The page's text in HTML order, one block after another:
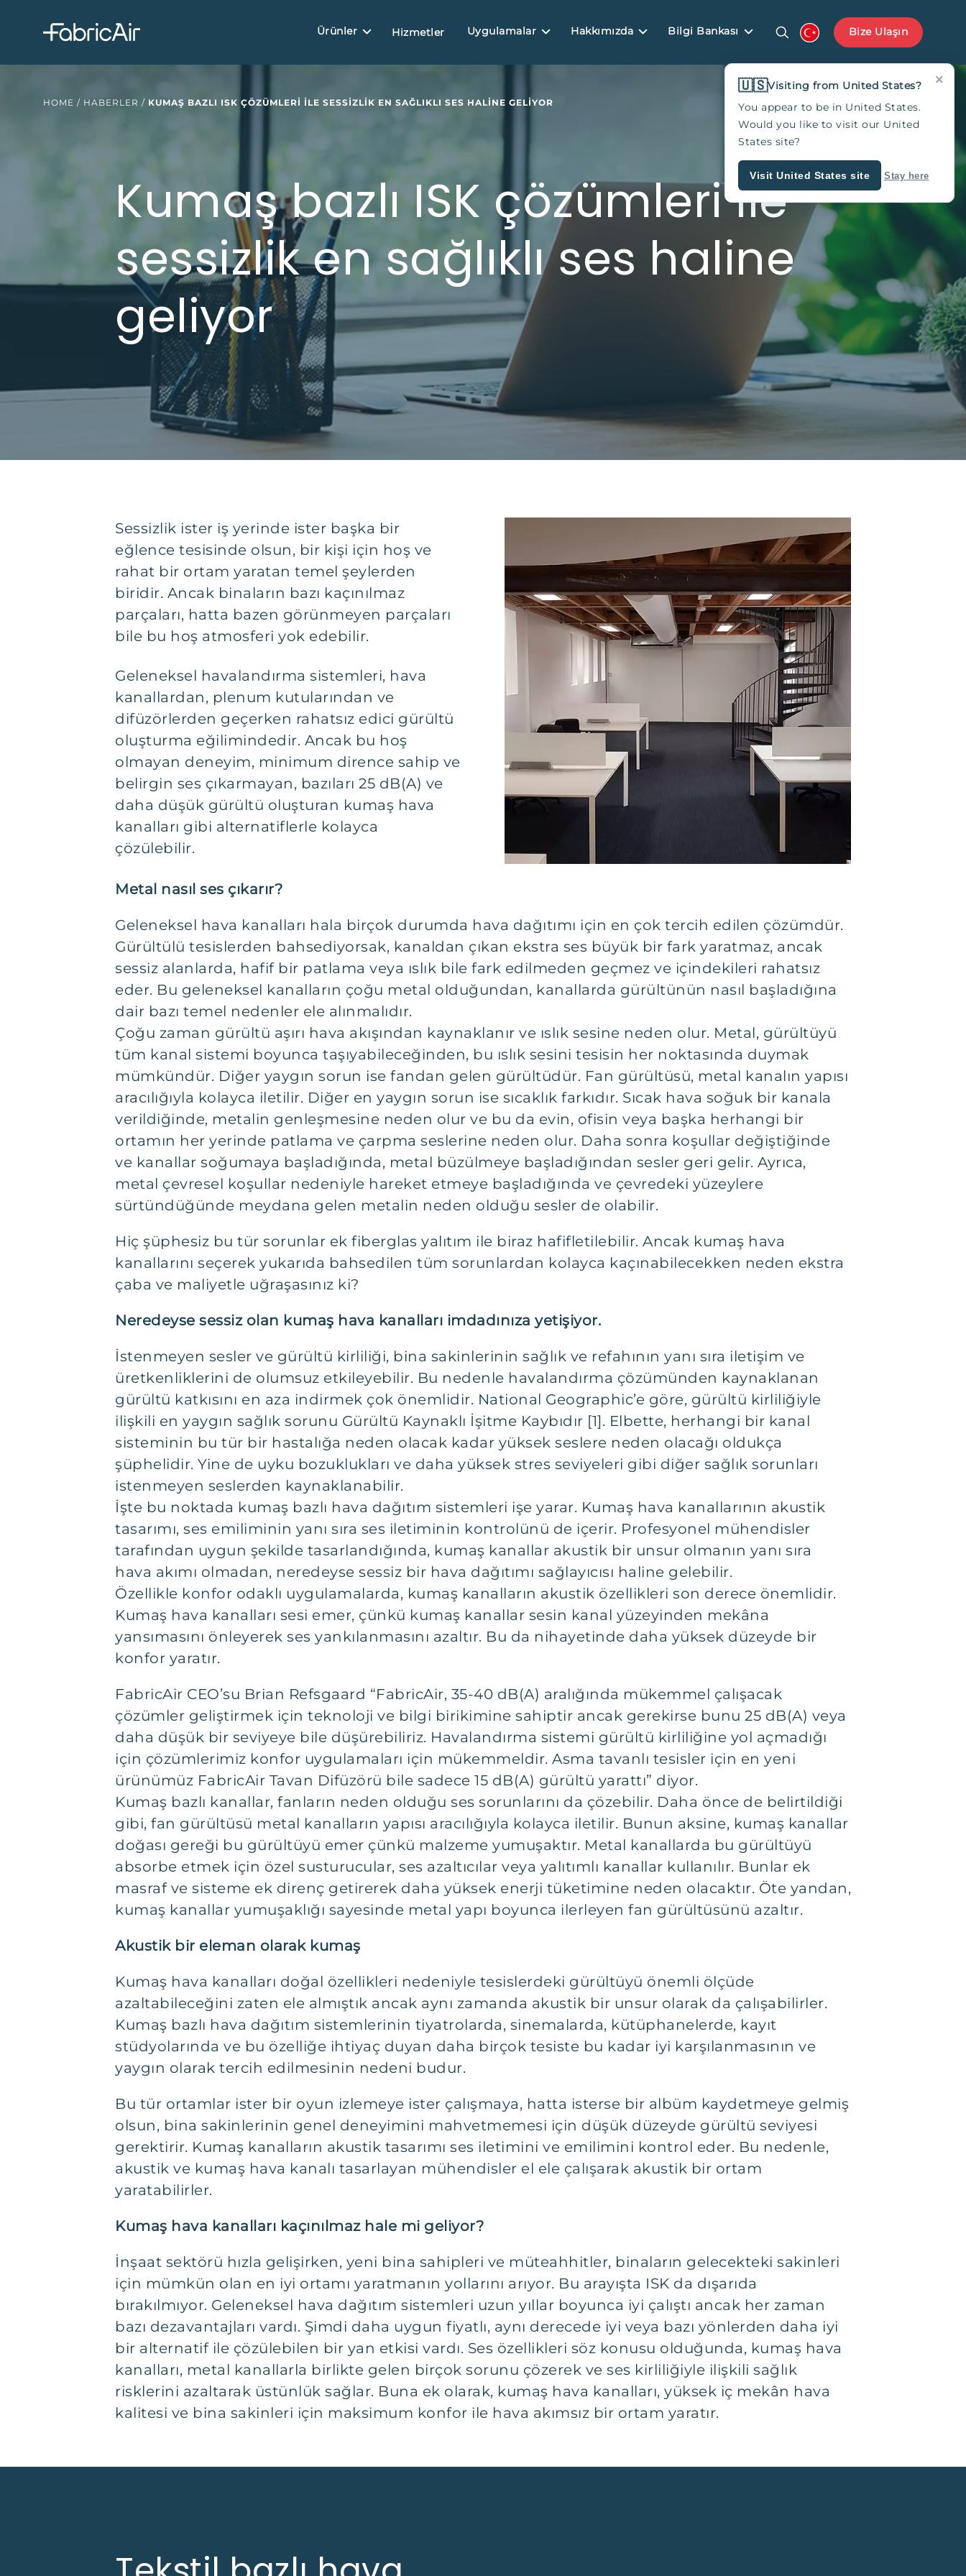
Ürünler Hizmetler Uygulamalar Hakkımızda Bilgi Bankası Bize Ulaşın
HOME / HABERLER / KUMAŞ BAZLI ISK ÇÖZÜMLERI ILE SESSIZLIK EN SAĞLIKLI SES HALINE GELIYOR
Kumaş bazlı ISK çözümleri ile
sessizlik en sağlıklı ses haline
geliyor
Sessizlik ister iş yerinde ister başka bir
eğlence tesisinde olsun, bir kişi için hoş ve
rahat bir ortam yaratan temel şeylerden
biridir. Ancak binaların bazı kaçınılmaz
parçaları, hatta bazen görünmeyen parçaları
bile bu hoş atmosferi yok edebilir.
Geleneksel havalandırma sistemleri, hava
kanallardan, plenum kutularından ve
difüzörlerden geçerken rahatsız edici gürültü
oluşturma eğilimindedir. Ancak bu hoş
olmayan deneyim, minimum dirence sahip ve
belirgin ses çıkarmayan, bazıları 25 dB(A) ve
daha düşük gürültü oluşturan kumaş hava
kanalları gibi alternatiflerle kolayca
çözülebilir.
Metal nasıl ses çıkarır?
Geleneksel hava kanalları hala birçok durumda hava dağıtımı için en çok tercih edilen çözümdür.
Gürültülü tesislerden bahsediyorsak, kanaldan çıkan ekstra ses büyük bir fark yaratmaz, ancak
sessiz alanlarda, hafif bir patlama veya ıslık bile fark edilmeden geçmez ve içindekileri rahatsız
eder. Bu geleneksel kanalların çoğu metal olduğundan, kanallarda gürültünün nasıl başladığına
dair bazı temel nedenler ele alınmalıdır.
Çoğu zaman gürültü aşırı hava akışından kaynaklanır ve ıslık sesine neden olur. Metal, gürültüyü
tüm kanal sistemi boyunca taşıyabileceğinden, bu ıslık sesini tesisin her noktasında duymak
mümkündür. Diğer yaygın sorun ise fandan gelen gürültüdür. Fan gürültüsü, metal kanalın yapısı
aracılığıyla kolayca iletilir. Diğer en yaygın sorun ise sıcaklık farkıdır. Sıcak hava soğuk bir kanala
verildiğinde, metalin genleşmesine neden olur ve bu da evin, ofisin veya başka herhangi bir
ortamın her yerinde patlama ve çarpma seslerine neden olur. Daha sonra koşullar değiştiğinde
ve kanallar soğumaya başladığında, metal büzülmeye başladığından sesler geri gelir. Ayrıca,
metal çevresel koşullar nedeniyle hareket etmeye başladığında ve çevredeki yüzeylere
sürtündüğünde meydana gelen metalin neden olduğu sesler de olabilir.
Hiç şüphesiz bu tür sorunlar ek fiberglas yalıtım ile biraz hafifletilebilir. Ancak kumaş hava
kanallarını seçerek yukarıda bahsedilen tüm sorunlardan kolayca kaçınabilecekken neden ekstra
çaba ve maliyetle uğraşasınız ki?
Neredeyse sessiz olan kumaş hava kanalları imdadınıza yetişiyor.
İstenmeyen sesler ve gürültü kirliliği, bina sakinlerinin sağlık ve refahının yanı sıra iletişim ve
üretkenliklerini de olumsuz etkileyebilir. Bu nedenle havalandırma çözümünden kaynaklanan
gürültü katkısını en aza indirmek çok önemlidir. National Geographic’e göre, gürültü kirliliğiyle
ilişkili en yaygın sağlık sorunu Gürültü Kaynaklı İşitme Kaybıdır [1]. Elbette, herhangi bir kanal
sisteminin bu tür bir hastalığa neden olacak kadar yüksek seslere neden olacağı oldukça
şüphelidir. Yine de uyku bozuklukları ve daha yüksek stres seviyeleri gibi diğer sağlık sorunları
istenmeyen seslerden kaynaklanabilir.
İşte bu noktada kumaş bazlı hava dağıtım sistemleri işe yarar. Kumaş hava kanallarının akustik
tasarımı, ses emiliminin yanı sıra ses iletiminin kontrolünü de içerir. Profesyonel mühendisler
tarafından uygun şekilde tasarlandığında, kumaş kanallar akustik bir unsur olmanın yanı sıra
hava akımı olmadan, neredeyse sessiz bir hava dağıtımı sağlayıcısı haline gelebilir.
Özellikle konfor odaklı uygulamalarda, kumaş kanalların akustik özellikleri son derece önemlidir.
Kumaş hava kanalları sesi emer, çünkü kumaş kanallar sesin kanal yüzeyinden mekâna
yansımasını önleyerek ses yankılanmasını azaltır. Bu da nihayetinde daha yüksek düzeyde bir
konfor yaratır.
FabricAir CEO’su Brian Refsgaard “FabricAir, 35-40 dB(A) aralığında mükemmel çalışacak
çözümler geliştirmek için teknoloji ve bilgi birikimine sahiptir ancak gerekirse bunu 25 dB(A) veya
daha düşük bir seviyeye bile düşürebiliriz. Havalandırma sistemi gürültü kirliliğine yol açmadığı
için çözümlerimiz konfor uygulamaları için mükemmeldir. Asma tavanlı tesisler için en yeni
ürünümüz FabricAir Tavan Difüzörü bile sadece 15 dB(A) gürültü yarattı” diyor.
Kumaş bazlı kanallar, fanların neden olduğu ses sorunlarını da çözebilir. Daha önce de belirtildiği
gibi, fan gürültüsü metal kanalların yapısı aracılığıyla kolayca iletilir. Bunun aksine, kumaş kanallar
doğası gereği bu gürültüyü emer çünkü malzeme yumuşaktır. Metal kanallarda bu gürültüyü
absorbe etmek için özel susturucular, ses azaltıcılar veya yalıtımlı kanallar kullanılır. Bunlar ek
masraf ve sisteme ek direnç getirerek daha yüksek enerji tüketimine neden olacaktır. Öte yandan,
kumaş kanallar yumuşaklığı sayesinde metal yapı boyunca ilerleyen fan gürültüsünü azaltır.
Akustik bir eleman olarak kumaş
Kumaş hava kanalları doğal özellikleri nedeniyle tesislerdeki gürültüyü önemli ölçüde
azaltabileceğini zaten ele almıştık ancak aynı zamanda akustik bir unsur olarak da çalışabilirler.
Kumaş bazlı hava dağıtım sistemlerinin tiyatrolarda, sinemalarda, kütüphanelerde, kayıt
stüdyolarında ve bu özelliğe ihtiyaç duyan daha birçok tesiste bu kadar iyi karşılanmasının ve
yaygın olarak tercih edilmesinin nedeni budur.
Bu tür ortamlar ister bir oyun izlemeye ister çalışmaya, hatta isterse bir albüm kaydetmeye gelmiş
olsun, bina sakinlerinin genel deneyimini mahvetmemesi için düşük düzeyde gürültü seviyesi
gerektirir. Kumaş kanalların akustik tasarımı ses iletimini ve emilimini kontrol eder. Bu nedenle,
akustik ve kumaş hava kanalı tasarlayan mühendisler el ele çalışarak akustik bir ortam
yaratabilirler.
Kumaş hava kanalları kaçınılmaz hale mi geliyor?
İnşaat sektörü hızla gelişirken, yeni bina sahipleri ve müteahhitler, binaların gelecekteki sakinleri
için mümkün olan en iyi ortamı yaratmanın yollarını arıyor. Bu arayışta ISK da dışarıda
bırakılmıyor. Geleneksel hava dağıtım sistemleri uzun yıllar boyunca iyi çalıştı ancak her zaman
bazı dezavantajları vardı. Şimdi daha uygun fiyatlı, aynı derecede iyi veya bazı yönlerden daha iyi
bir alternatif ile çözülebilen bir yan etkisi vardı. Ses özellikleri söz konusu olduğunda, kumaş hava
kanalları, metal kanallarla birlikte gelen birçok sorunu çözerek ve ses kirliliğiyle ilişkili sağlık
risklerini azaltarak üstünlük sağlar. Buna ek olarak, kumaş hava kanalları, yüksek iç mekân hava
kalitesi ve bina sakinleri için maksimum konfor ile hava akımsız bir ortam yaratır.
×
🇺🇸Visiting from United States?
You appear to be in United States.
Would you like to visit our United
States site?
Visit United States site Stay here